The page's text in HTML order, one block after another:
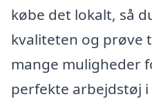
købe det lokalt, så
kvaliteten og prøve
mange muligheder
perfekte arbejdstøj i